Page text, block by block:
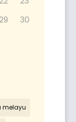
30
melayu